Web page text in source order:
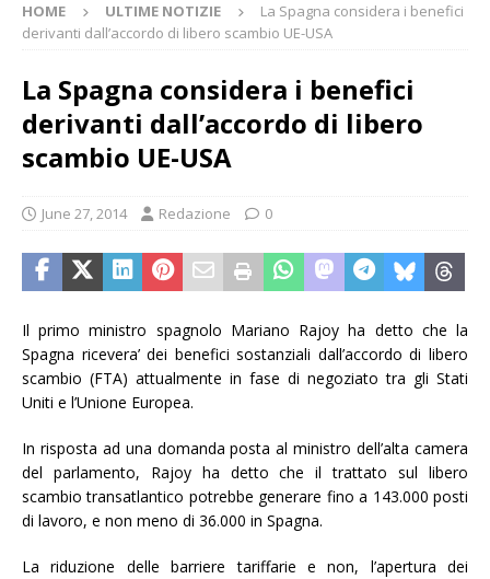
HOME ULTIME NOTIZIE
La Spagna considera i benefici
derivanti dall’accordo di libero scambio UE-USA
La Spagna considera i benefici
derivanti dall’accordo di libero
scambio UE-USA
June 27, 2014 Redazione 0
Il primo ministro spagnolo Mariano Rajoy ha detto che la
Spagna ricevera’ dei benefici sostanziali dall’accordo di libero
scambio (FTA) attualmente in fase di negoziato tra gli Stati
Uniti e l’Unione Europea.
In risposta ad una domanda posta al ministro dell’alta camera
del parlamento, Rajoy ha detto che il trattato sul libero
scambio transatlantico potrebbe generare fino a 143.000 posti
di lavoro, e non meno di 36.000 in Spagna.
La riduzione delle barriere tariffarie e non, l’apertura dei